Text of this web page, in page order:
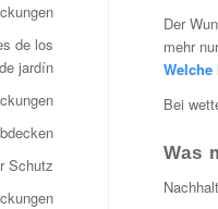
Der
mehr
Bei
Was
de los
jardín
Schutz